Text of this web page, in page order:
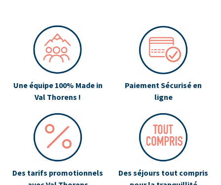
Une équipe 100% Made in
Val Thorens !
Paiement Sécurisé en
ligne
Des tarifs promotionnels
Des séjours tout compris